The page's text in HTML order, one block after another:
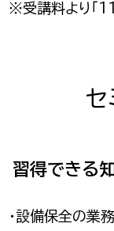
※受講料より「
セ
習得できる
・設備保全の業